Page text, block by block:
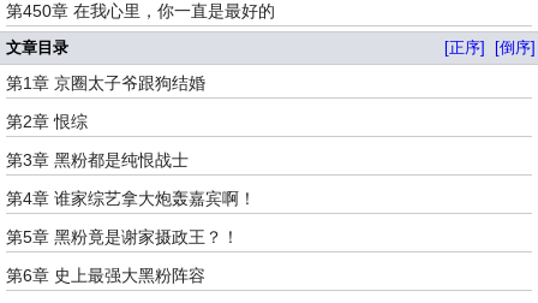
第450章 在我心里，你一直是最好的
文章目录 [正序] [倒序]
第1章 京圈太子爷跟狗结婚
第2章 恨综
第3章 黑粉都是纯恨战士
第4章 谁家综艺拿大炮轰嘉宾啊！
第5章 黑粉竟是谢家摄政王？！
第6章 史上最强大黑粉阵容